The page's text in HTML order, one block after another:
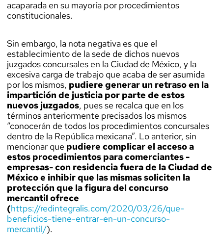
acaparada en su mayoría por procedimientos
constitucionales.
Sin embargo, la nota negativa es que el
establecimiento de la sede de dichos nuevos
juzgados concursales en la Ciudad de México, y la
excesiva carga de trabajo que acaba de ser asumida
por los mismos, pudiere generar un retraso en la
impartición de justicia por parte de estos
nuevos juzgados, pues se recalca que en los
términos anteriormente precisados los mismos
“conocerán de todos los procedimientos concursales
dentro de la República mexicana”. Lo anterior, sin
mencionar que pudiere complicar el acceso a
estos procedimientos para comerciantes -
empresas- con residencia fuera de la Ciudad de
México e inhibir que las mismas soliciten la
protección que la figura del concurso
mercantil ofrece
(https://redintegralis.com/2020/03/26/que-
beneficios-tiene-entrar-en-un-concurso-
mercantil/).